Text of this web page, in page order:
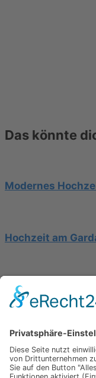
Das könnte
Modernes
Hochzeit am
Mediterrane
Impressum
Werbung